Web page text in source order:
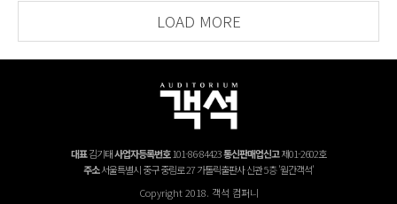
LOAD MORE
대표김기태사업자등록번호101-86-84423통신판매업신고제01-2602호
주소서울특별시 중구 중림로 27 가톨릭출판사 신관 5층 '월간객석'
Copyright 2018. 객석 컴퍼니